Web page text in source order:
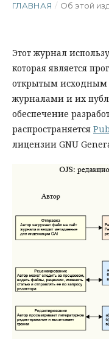
ГЛАВНАЯ / Об этой
Этот журнал
которая является
открытым исходным
журналами и их
обеспечение
распространяется
лицензии GNU